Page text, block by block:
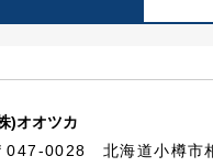
)オオツカ
047-0028 北海道小樽市